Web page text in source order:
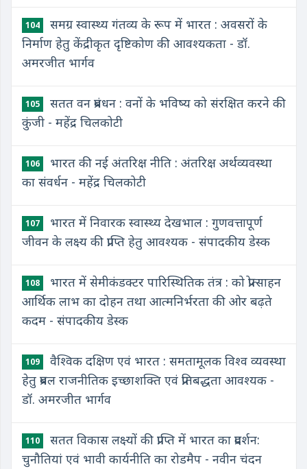
104
समग्र स्वास्थ्य गंतव्य के रूप में भारत : अवसरों के
निर्माण हेतु केंद्रीकृत दृष्टिकोण की आवश्यकता - डॉ.
अमरजीत भार्गव
105
सतत वन प्रबंधन : वनों के भविष्य को संरक्षित करने की
कुंजी - महेंद्र चिलकोटी
106
भारत की नई अंतरिक्ष नीति : अंतरिक्ष अर्थव्यवस्था
का संवर्धन - महेंद्र चिलकोटी
107
भारत में निवारक स्वास्थ्य देखभाल : गुणवत्तापूर्ण
जीवन के लक्ष्य की प्राप्ति हेतु आवश्यक - संपादकीय डेस्क
108
भारत में सेमीकंडक्टर पारिस्थितिक तंत्र : को प्रोत्साहन
आर्थिक लाभ का दोहन तथा आत्मनिर्भरता की ओर बढ़ते
कदम - संपादकीय डेस्क
109
वैश्विक दक्षिण एवं भारत : समतामूलक विश्व व्यवस्था
हेतु प्रबल राजनीतिक इच्छाशक्ति एवं प्रतिबद्धता आवश्यक -
डॉ. अमरजीत भार्गव
110
सतत विकास लक्ष्यों की प्राप्ति में भारत का प्रदर्शन:
चुनौतियां एवं भावी कार्यनीति का रोडमैप - नवीन चंदन